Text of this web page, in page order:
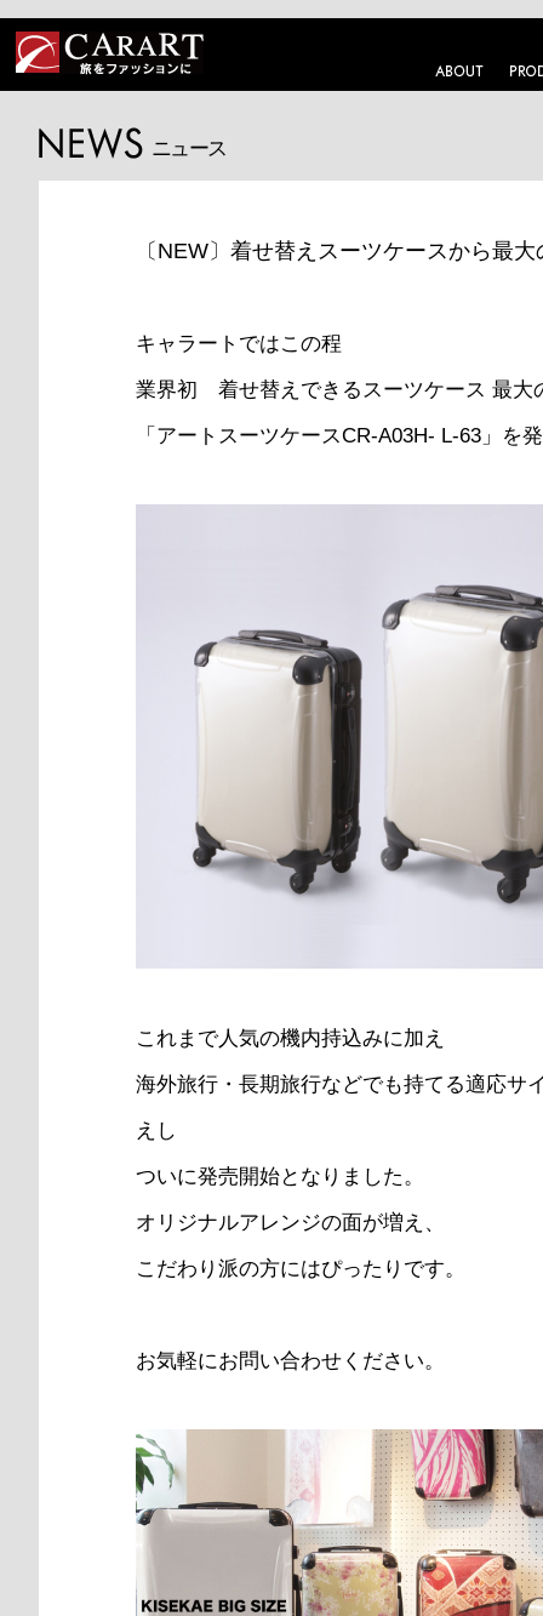
ニュース
〔NEW〕着せ替えスーツケースから最
キャラートではこの程
業界初 着せ替えできるスーツケース 最大
「アートスーツケースCR-A03H- L-63」を
これまで人気の機内持込みに加え
海外旅行・長期旅行などでも持てる適応サ
えし
ついに発売開始となりました。
オリジナルアレンジの面が増え、
こだわり派の方にはぴったりです。
お気軽にお問い合わせください。